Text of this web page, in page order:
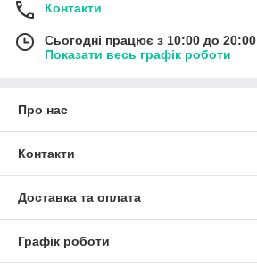
Контакти
Сьогодні працює з 10:00 до 20:00
Показати весь графік роботи
Про нас
Контакти
Доставка та оплата
Графік роботи